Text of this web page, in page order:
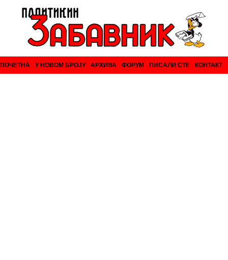
ПОЧЕТНА У НОВОМ БРОЈУ АРХИВА ФОРУМ ПИСАЛИ СТЕ КОНТАКТ